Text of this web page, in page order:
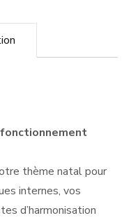
thème natal pour
internes, vos
d’harmonisation